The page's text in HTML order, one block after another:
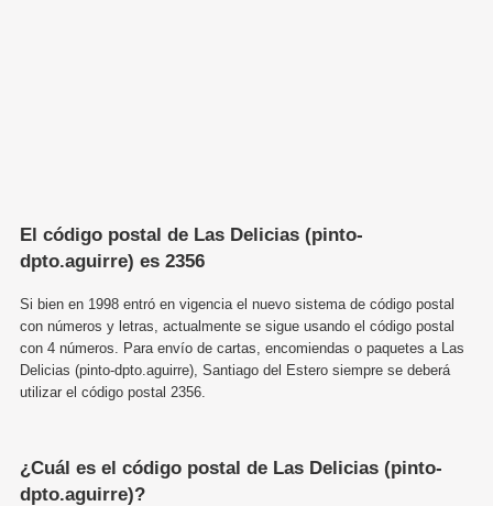
El código postal de Las Delicias (pinto-
dpto.aguirre) es 2356
Si bien en 1998 entró en vigencia el nuevo sistema de código postal
con números y letras, actualmente se sigue usando el código postal
con 4 números. Para envío de cartas, encomiendas o paquetes a Las
Delicias (pinto-dpto.aguirre), Santiago del Estero siempre se deberá
utilizar el código postal 2356.
¿Cuál es el código postal de Las Delicias (pinto-
dpto.aguirre)?